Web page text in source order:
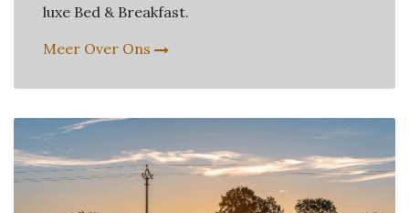
luxe Bed & Breakfast.
Meer Over Ons